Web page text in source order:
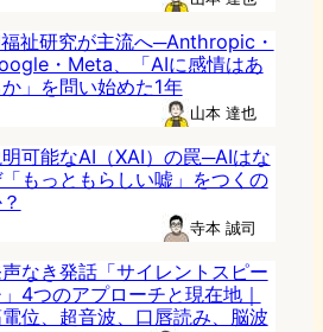
祉研究が主流へ─Anthropic・
・Meta、「AIに感情はあ
か」を問い始めた1年
山本 達也
可能なAI（XAI）の罠─AIはな
もっともらしい嘘」をつくの
寺本 誠司
なき発話「サイレントスピー
4つのアプローチと現在地｜
位、超音波、口唇読み、脳波